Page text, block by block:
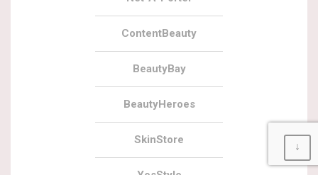
ContentBeauty
BeautyBay
BeautyHeroes
SkinStore
↓